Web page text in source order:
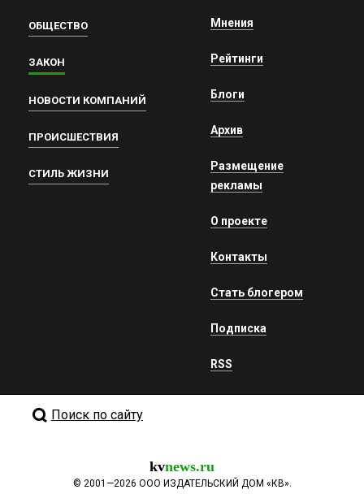
ОБЩЕСТВО
ЗАКОН
НОВОСТИ КОМПАНИЙ
ПРОИСШЕСТВИЯ
СТИЛЬ ЖИЗНИ
Мнения
Рейтинги
Блоги
Архив
Размещение
рекламы
О проекте
Контакты
Стать блогером
Подписка
RSS
Поиск по сайту
kvnews.ru
© 2001—2026 ООО ИЗДАТЕЛЬСКИЙ ДОМ «КВ».